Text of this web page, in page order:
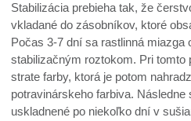
Stabilizácia prebieha tak, že
vkladané do zásobníkov, ktoré
Počas 3-7 dní sa rastlinná miazga
stabilizačným roztokom. Pri tomto
strate farby, ktorá je potom
potravinárskeho farbiva. Následne
uskladnené po niekoľko dní v